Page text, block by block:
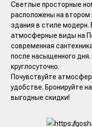
Светлые просторные
расположены на втором
здания в стиле
атмосферные виды на
современная
после насыщенного
круглосуточно.
Почувствуйте
удобстве. Бронируйте
выгодные скидки!